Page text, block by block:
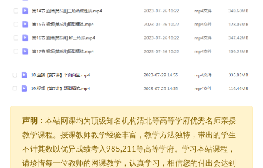
声明： 本站网课均为顶级知名机构清北等高等学府优秀名师亲授
教学课程。授课教师教学经验丰富，教学方法独特，带出的学生
不计其数以优异成绩考入985,211等高等学府。学习本站课程，
请珍惜每一位教师的网课教学，认真学习，相信您的付出会达到